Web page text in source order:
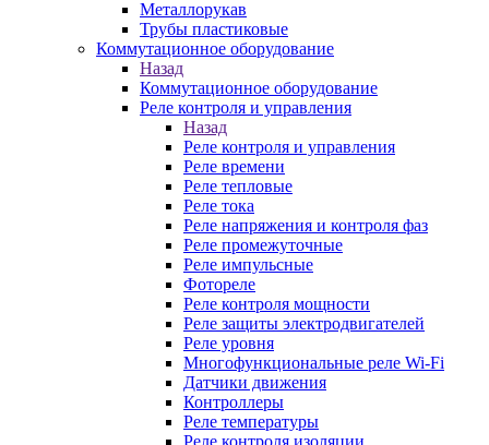
Металлорукав
Трубы пластиковые
Коммутационное оборудование
Назад
Коммутационное оборудование
Реле контроля и управления
Назад
Реле контроля и управления
Реле времени
Реле тепловые
Реле тока
Реле напряжения и контроля фаз
Реле промежуточные
Реле импульсные
Фотореле
Реле контроля мощности
Реле защиты электродвигателей
Реле уровня
Многофункциональные реле Wi-Fi
Датчики движения
Контроллеры
Реле температуры
Реле контроля изоляции